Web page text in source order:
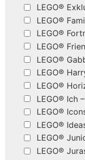
LEGO®
LEGO®
LEGO®
LEGO®
LEGO®
LEGO®
LEGO®
LEGO® Ich
LEGO®
LEGO®
LEGO®
LEGO®